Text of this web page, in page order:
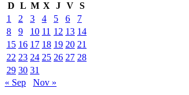
D L M X J V S
1
2 3 4 5 6
7
8
9 10 11 12 13 14
15 16 17 18 19 20 21
22 23 24 25 26 27 28
29 30 31
« Sep
Nov »